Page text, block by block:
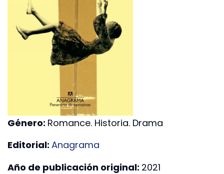
Género: Romance. Historia. Drama
Editorial: Anagrama
Año de publicación original: 2021